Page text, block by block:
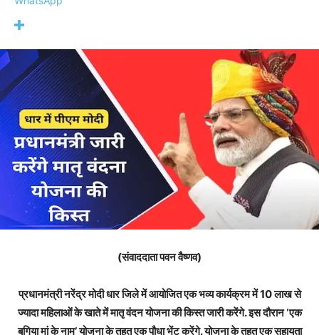
(संवाददाता पवन वैष्णव)
प्रधानमंत्री नरेंद्र मोदी धार जिले में आयोजित एक भव्य कार्यक्रम में 10 लाख से
ज्यादा महिलाओं के खाते में मातृ वंदन योजना की किस्त जारी करेंगे. इस दौरान ‘एक
बगिया मां के नाम’ योजना के तहत एक पौधा भेंट करेंगे. योजना के तहत एक सहायता